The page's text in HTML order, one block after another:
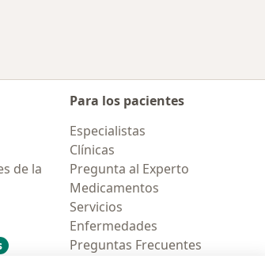
de la
Para los pacientes
Especialistas
Clínicas
Pregunta al Experto
Medicamentos
Servicios
Enfermedades
Preguntas Frecuentes